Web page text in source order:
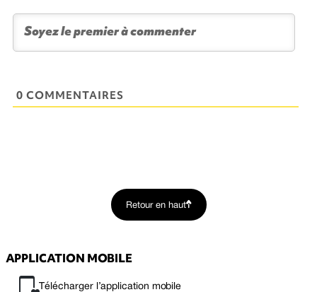
0 COMMENTAIRES
Retour en haut
APPLICATION MOBILE
Télécharger l’application mobile